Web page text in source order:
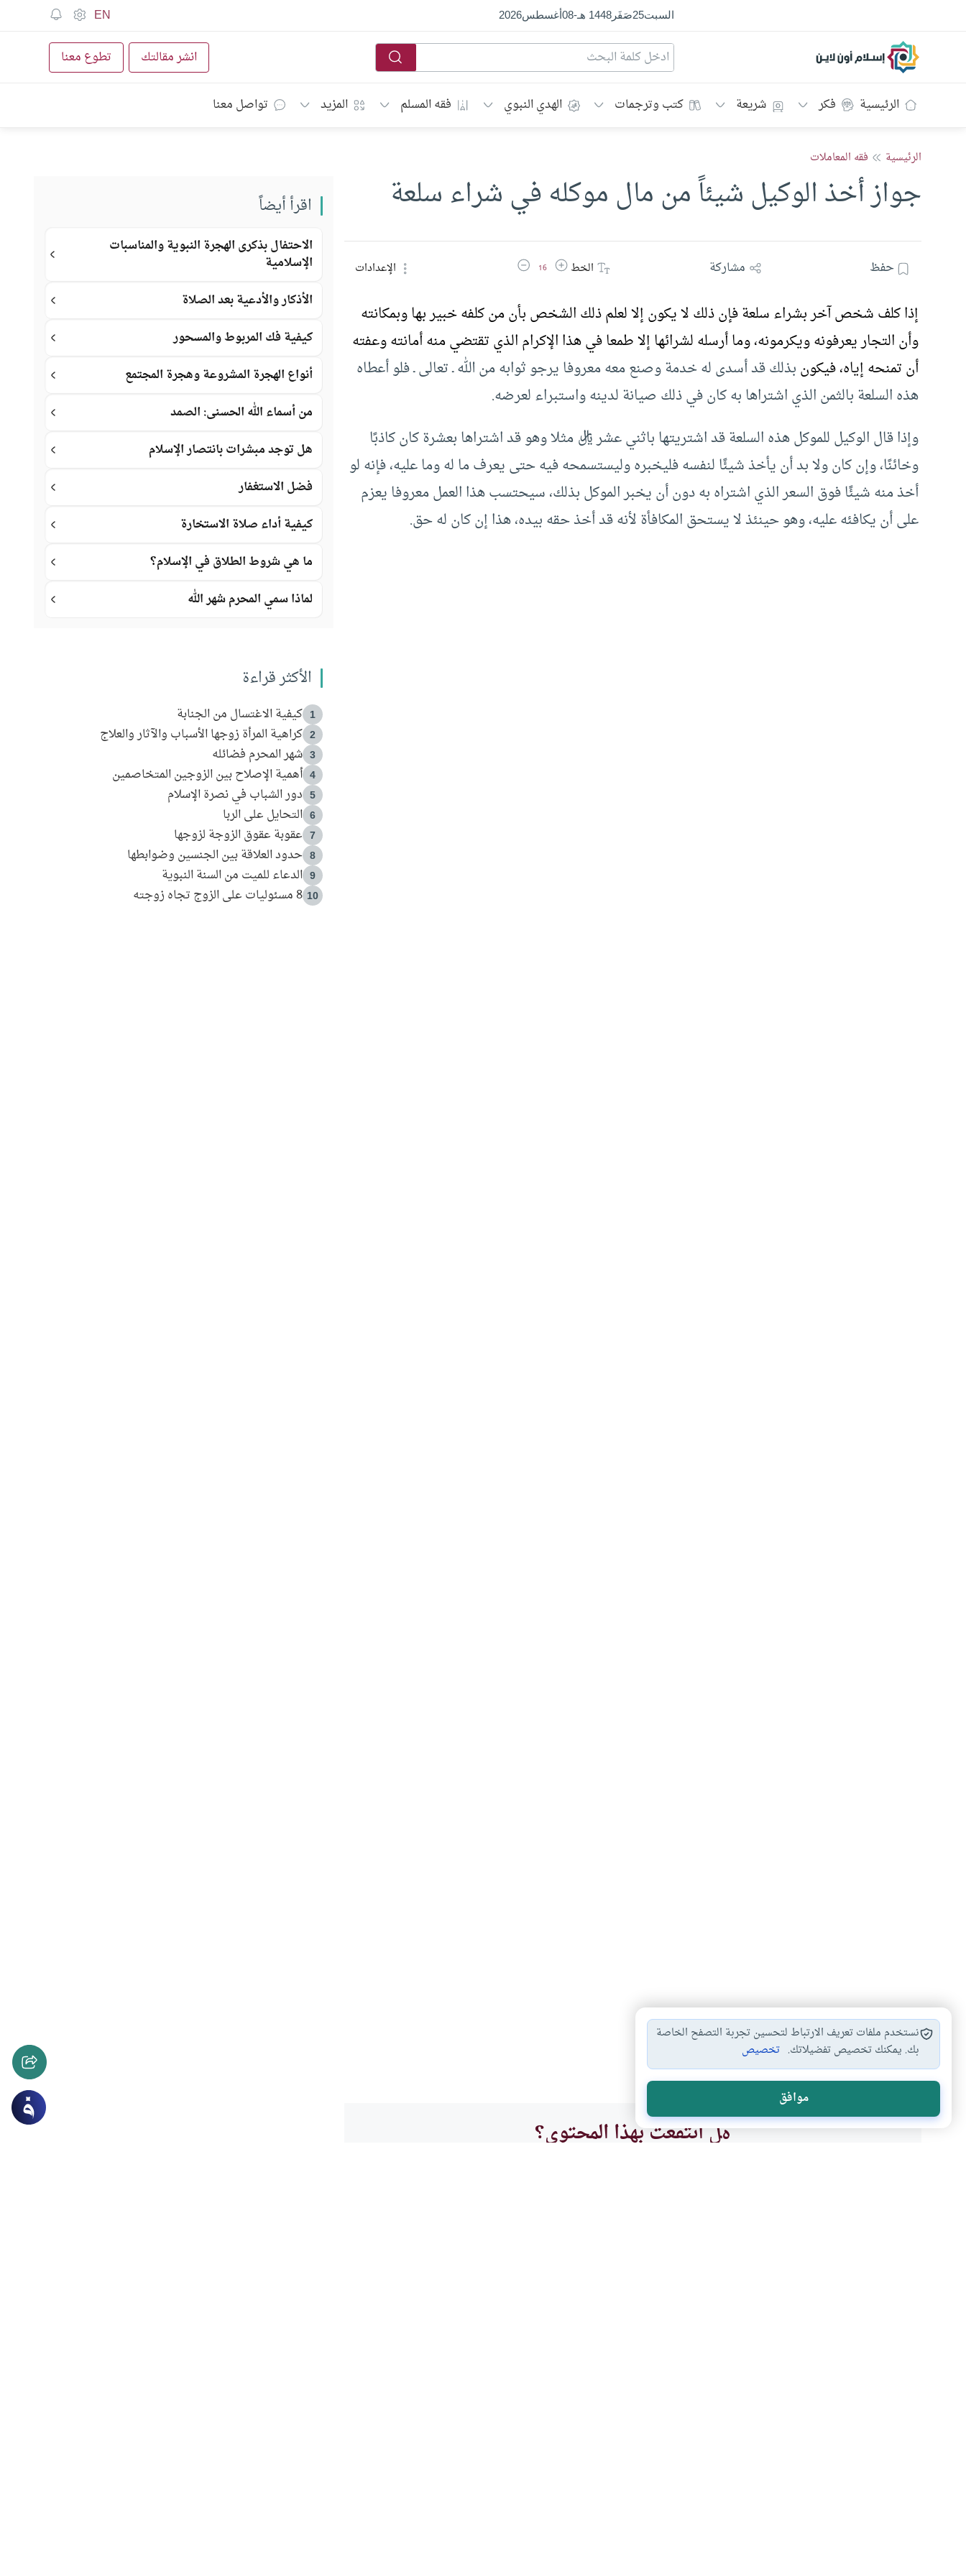
السبت25صَفَر1448 هـ -
08أغسطس2026
EN
إسلام أون لاين انشر مقالتك تطوع معنا
الرئيسية فكر شريعة كتب وترجمات الهدي النبوي فقه المسلم المزيد تواصل معنا
الرئيسية فقه المعاملات
جواز أخذ الوكيل شيئاً من مال موكله في شراء سلعة
حفظ مشاركة الخطزيادة حجم الخط
16 تقليل حجم الخط الإعدادات
إذا كلف شخص آخر بشراء سلعة فإن ذلك لا يكون إلا لعلم ذلك الشخص بأن من كلفه خبير بها وبمكانته
وأن التجار يعرفونه ويكرمونه، وما أرسله لشرائها إلا طمعا في هذا الإكرام الذي تقتضي منه أمانته وعفته
أن تمنحه إياه، فيكونبذلك قد أسدى له خدمة وصنع معه معروفا يرجو ثوابه من الله ـ تعالى ـ فلو أعطاه
هذه السلعة بالثمن الذي اشتراها به كان في ذلك صيانة لدينه واستبراء لعرضه.
وإذا قال الوكيل للموكل هذه السلعة قد اشتريتها باثني عشر ريال مثلا وهو قد اشتراها بعشرة كان كاذبًا
وخائنًا، وإن كان ولا بد أن يأخذ شيئًا لنفسه فليخبره وليستسمحه فيه حتى يعرف ما له وما عليه، فإنه لو
أخذ منه شيئًا فوق السعر الذي اشتراه به دون أن يخبر الموكل بذلك، سيحتسب هذا العمل معروفا يعزم
على أن يكافئه عليه، وهو حينئذ لا يستحق المكافأة لأنه قد أخذ حقه بيده، هذا إن كان له حق.
أحكام الوكيل والموكل البيوع والعقود
هل انتفعت بهذا المحتوى؟
اقرأ أيضاً
الاحتفال بذكرى الهجرة النبوية والمناسبات
الإسلامية
الأذكار والأدعية بعد الصلاة
كيفية فك المربوط والمسحور
أنواع الهجرة المشروعة وهجرة المجتمع
من أسماء الله الحسنى: الصمد
هل توجد مبشرات بانتصار الإسلام
فضل الاستغفار
كيفية أداء صلاة الاستخارة
ما هي شروط الطلاق في الإسلام؟
لماذا سمي المحرم شهر الله
الأكثر قراءة
1 كيفية الاغتسال من الجنابة
2 كراهية المرأة زوجها الأسباب والآثار والعلاج
3 شهر المحرم فضائله
4 أهمية الإصلاح بين الزوجين المتخاصمين
5 دور الشباب في نصرة الإسلام
6 التحايل على الربا
7 عقوبة عقوق الزوجة لزوجها
8 حدود العلاقة بين الجنسين وضوابطها
9 الدعاء للميت من السنة النبوية
10 8 مسئوليات على الزوج تجاه زوجته
نستخدم ملفات تعريف الارتباط لتحسين تجربة التصفح الخاصة
بك. يمكنك تخصيص تفضيلاتك. تخصيص
موافق